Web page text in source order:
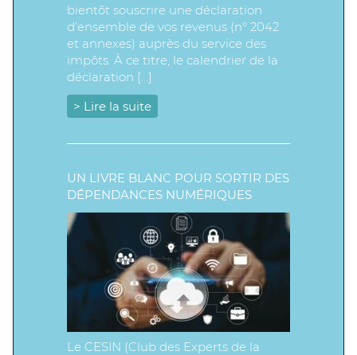
bientôt souscrire une déclaration
d’ensemble de vos revenus (n° 2042
et annexes) auprès du service des
impôts. À ce titre, le calendrier de la
déclaration […]
> Lire la suite
UN LIVRE BLANC POUR SORTIR DES
DÉPENDANCES NUMÉRIQUES
Le CESIN (Club des Experts de la